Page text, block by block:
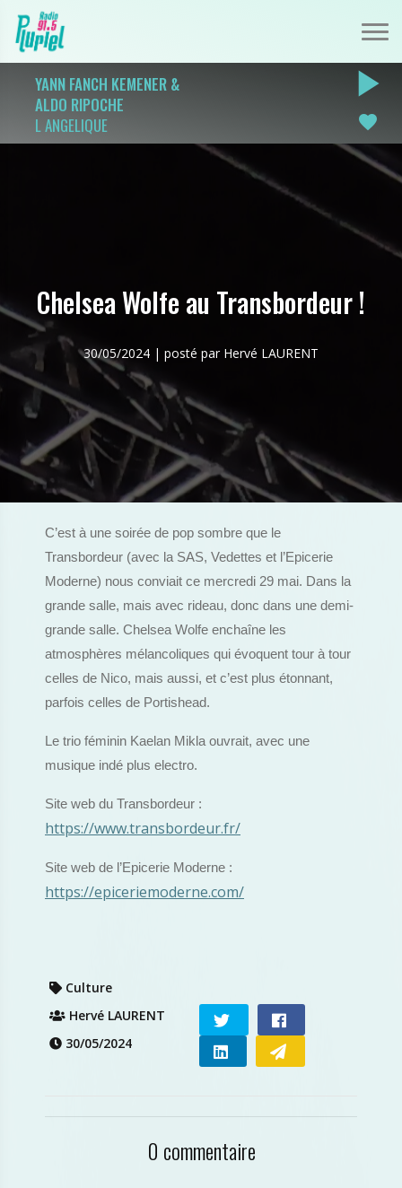
YANN FANCH KEMENER &
ALDO RIPOCHE
L ANGELIQUE
play_arrow
favorite
Chelsea Wolfe au Transbordeur !
30/05/2024 | posté par Hervé LAURENT
C’est à une soirée de pop sombre que le
Transbordeur (avec la SAS, Vedettes et l’Epicerie
Moderne) nous conviait ce mercredi 29 mai. Dans la
grande salle, mais avec rideau, donc dans une demi-
grande salle. Chelsea Wolfe enchaîne les
atmosphères mélancoliques qui évoquent tour à tour
celles de Nico, mais aussi, et c’est plus étonnant,
parfois celles de Portishead.
Le trio féminin Kaelan Mikla ouvrait, avec une
musique indé plus electro.
Site web du Transbordeur :
https://www.transbordeur.fr/
Site web de l’Epicerie Moderne :
https://epiceriemoderne.com/
Culture
Hervé LAURENT
30/05/2024
0 commentaire